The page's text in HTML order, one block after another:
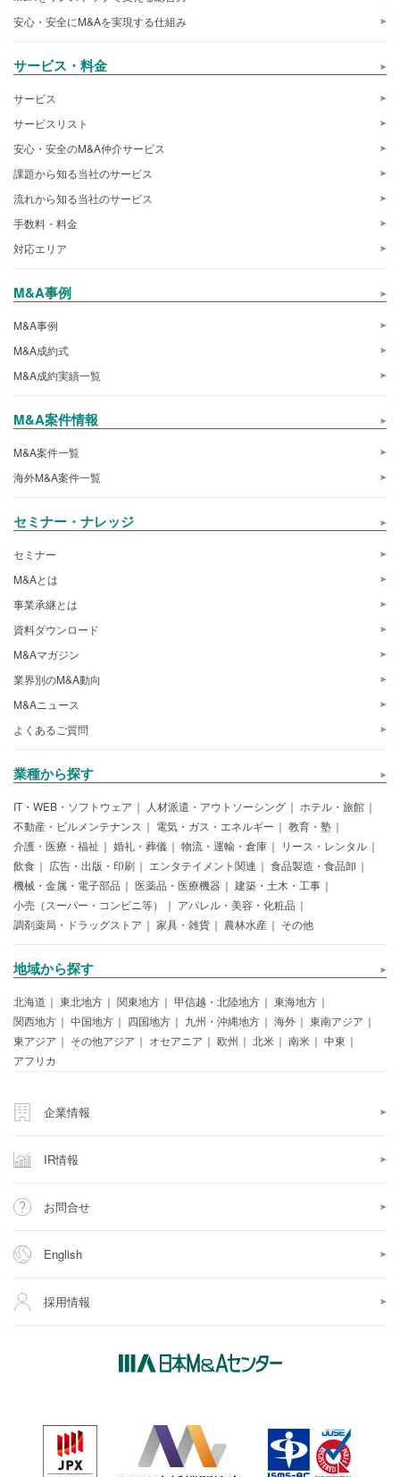
安心・安全にM&Aを実現する仕組み
サービス・料金
サービス
サービスリスト
安心・安全のM&A仲介サービス
課題から知る当社のサービス
流れから知る当社のサービス
手数料・料金
対応エリア
M&A事例
M&A事例
M&A成約式
M&A成約実績一覧
M&A案件情報
M&A案件一覧
海外M&A案件一覧
セミナー・ナレッジ
セミナー
M&Aとは
事業承継とは
資料ダウンロード
M&Aマガジン
業界別のM&A動向
M&Aニュース
よくあるご質問
業種から探す
IT・WEB・ソフトウェア 人材派遣・アウトソーシング
ホテル・旅館
不動産・ビルメンテナンス
電気・ガス・エネルギー
教育・塾
介護・医療・福祉
婚礼・葬儀 物流・運輸・倉庫
リース・レンタル
飲食
広告・出版・印刷 エンタテイメント関連
食品製造・食品卸
機械・金属・電子部品
医薬品・医療機器
建築・土木・工事
小売（スーパー・コンビニ等）
アパレル・美容・化粧品
調剤薬局・ドラッグストア
家具・雑貨 農林水産 その他
地域から探す
北海道 東北地方 関東地方 甲信越・北陸地方
東海地方
関西地方
中国地方 四国地方 九州・沖縄地方 海外
東南アジア
東アジア
その他アジア オセアニア 欧州 北米 南米
中東
アフリカ
企業情報
IR情報
お問合せ
English
採用情報